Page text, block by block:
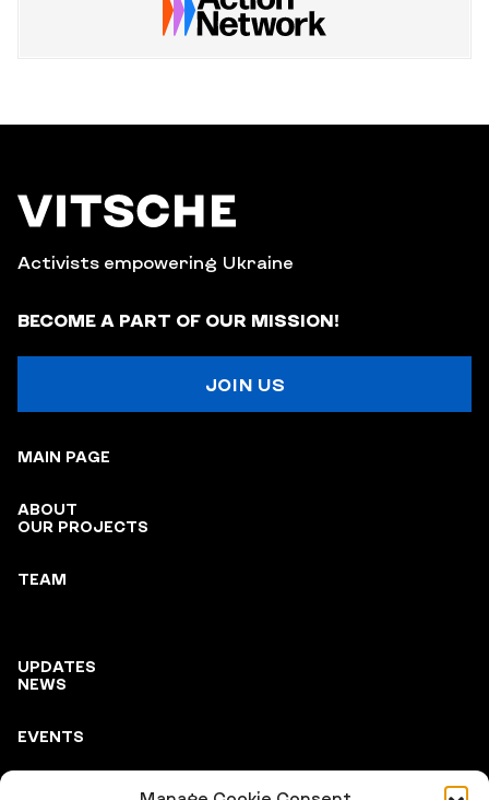
Activists empowering Ukraine
BECOME A PART OF OUR MISSION!
JOIN US
MAIN PAGE
ABOUT
OUR PROJECTS
TEAM
UPDATES
NEWS
EVENTS